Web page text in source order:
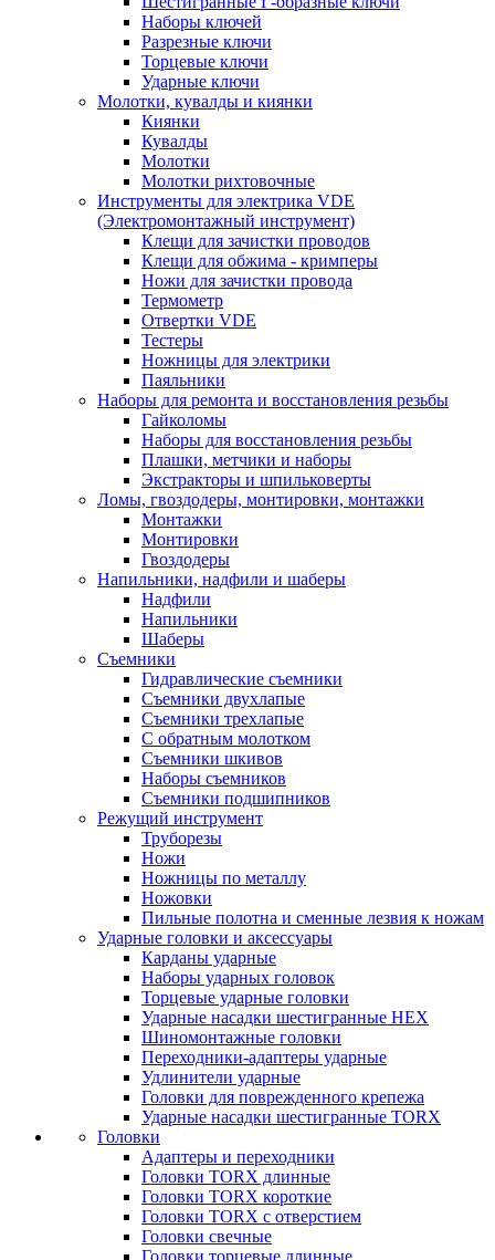
Наборы ключей
Разрезные ключи
Торцевые ключи
Ударные ключи
Молотки, кувалды и киянки
Киянки
Кувалды
Молотки
Молотки рихтовочные
Инструменты для электрика VDE
(Электромонтажный инструмент)
Клещи для зачистки проводов
Клещи для обжима - кримперы
Ножи для зачистки провода
Термометр
Отвертки VDE
Тестеры
Ножницы для электрики
Паяльники
Наборы для ремонта и восстановления резьбы
Гайколомы
Наборы для восстановления резьбы
Плашки, метчики и наборы
Экстракторы и шпильковерты
Ломы, гвоздодеры, монтировки, монтажки
Монтажки
Монтировки
Гвоздодеры
Напильники, надфили и шаберы
Надфили
Напильники
Шаберы
Съемники
Гидравлические съемники
Съемники двухлапые
Съемники трехлапые
С обратным молотком
Съемники шкивов
Наборы съемников
Съемники подшипников
Режущий инструмент
Труборезы
Ножи
Ножницы по металлу
Ножовки
Пильные полотна и сменные лезвия к ножам
Ударные головки и аксессуары
Карданы ударные
Наборы ударных головок
Торцевые ударные головки
Ударные насадки шестигранные HEX
Шиномонтажные головки
Переходники-адаптеры ударные
Удлинители ударные
Головки для поврежденного крепежа
Ударные насадки шестигранные TORX
Головки
Адаптеры и переходники
Головки TORX длинные
Головки TORX короткие
Головки TORX с отверстием
Головки свечные
Головки торцевые длинные